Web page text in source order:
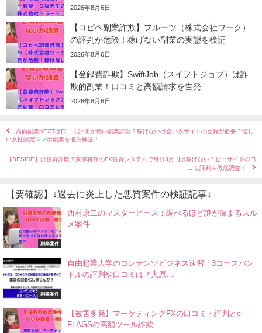
2026年8月6日
【コピペ副業詐欺】フルーツ（株式会社ワーク）
の評判が危険！稼げない副業の実態を検証
2026年8月6日
【登録費詐欺】SwiftJob（スイフトジョブ）は詐
欺的副業！口コミと高額請求を告発
2026年8月6日
高額副業NEXTは口コミ評価が悪い副業詐欺？稼げない出会い系サイトの登録が必要？怪し
い女性限定スマホ副業を徹底検証！
【BESIDE】は投資詐欺？東條将輝のFX投資システムで毎日3万円は稼げない？ビーサイドの口
コミ評判を徹底調査！
【要確認】↓過去に炎上した悪質案件の検証記事↓
副業案件
西村康二のマスターピース：調べるほど謎が深まるスル
メ案件
副業案件
自由起業大学のコンテンツビジネス速習・3コースバン
ドルの評判や口コミは？大原…
【被害多発】マーケティングFXの口コミ・評判とe-
FLAGSの高額ツール詐欺…